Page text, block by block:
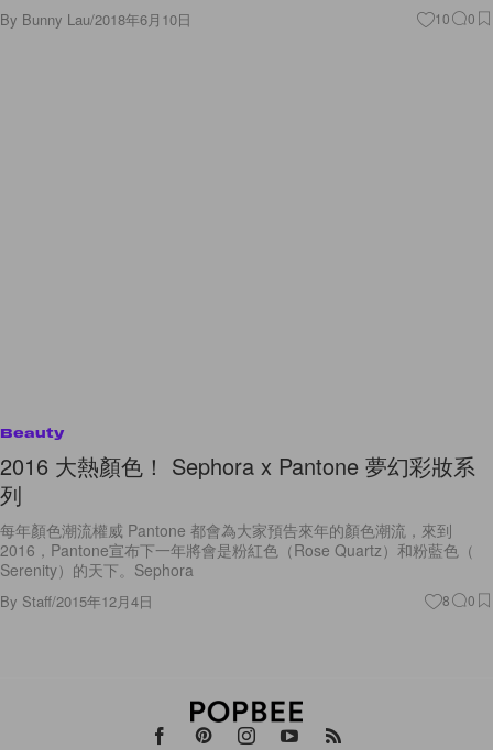
By Bunny Lau/2018年6月10日 10 0
Beauty
2016 大熱顏色！ Sephora x Pantone 夢幻彩妝系
列
每年顏色潮流權威 Pantone 都會為大家預告來年的顏色潮流，來到
2016，Pantone宣布下一年將會是粉紅色（Rose Quartz）和粉藍色（
Serenity）的天下。Sephora
By Staff/2015年12月4日 8 0